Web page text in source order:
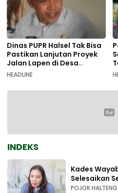
Dinas PUPR Halsel Tak Bisa
Pastikan Lanjutan Proyek
Jalan Lapen di Desa
Sambiki
HEADLINE
INDEKS
Kades
Selesaikan
POJOK HALTENG